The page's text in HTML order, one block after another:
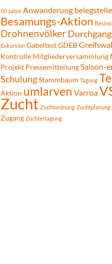
50 Jahre Anwanderung belegstelle
Besamungs-Aktion
Drohnenvölker
Exkursion GabeltestGDEB
Kontrolle Mitgliederversammlung
Projekt PressemitteilungSaison-
SchulungStammbaum Tagung
Aktion umlarven Varroa
Zucht Zuchtordnung Zuchtplanung
Zugang Züchtertagung